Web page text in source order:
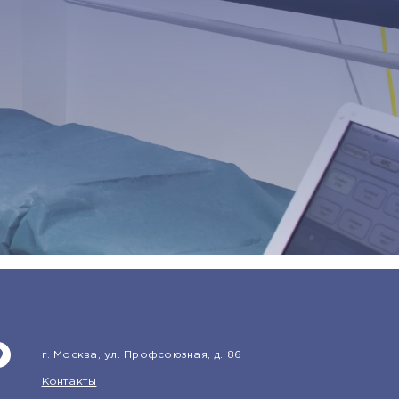
г. Москва, ул. Профсоюзная, д. 86
Контакты